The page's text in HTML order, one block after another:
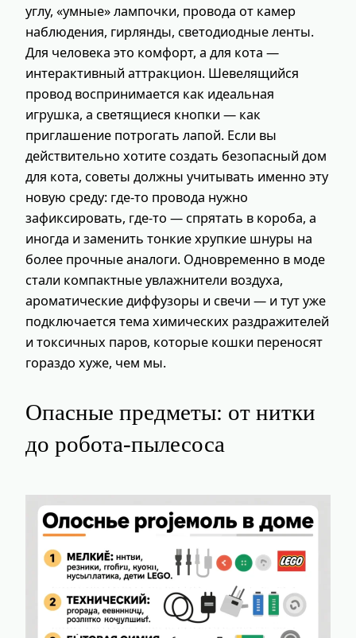
углу, «умные» лампочки, провода от камер
наблюдения, гирлянды, светодиодные ленты.
Для человека это комфорт, а для кота —
интерактивный аттракцион. Шевелящийся
провод воспринимается как идеальная
игрушка, а светящиеся кнопки — как
приглашение потрогать лапой. Если вы
действительно хотите создать безопасный дом
для кота, советы должны учитывать именно эту
новую среду: где-то провода нужно
зафиксировать, где-то — спрятать в короба, а
иногда и заменить тонкие хрупкие шнуры на
более прочные аналоги. Одновременно в моде
стали компактные увлажнители воздуха,
ароматические диффузоры и свечи — и тут уже
подключается тема химических раздражителей
и токсичных паров, которые кошки переносят
гораздо хуже, чем мы.
Опасные предметы: от нитки
до робота-пылесоса